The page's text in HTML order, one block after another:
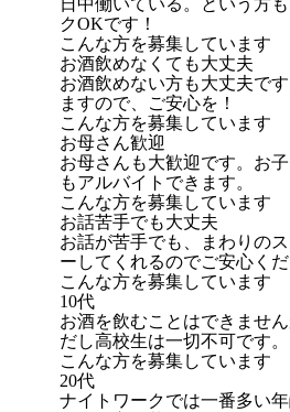
日中働いている。という方
クOKです！
こんな方を募集しています
お酒飲めなくても大丈夫
お酒飲めない方も大丈夫で
ますので、ご安心を！
こんな方を募集しています
お母さん歓迎
お母さんも大歓迎です。お
もアルバイトできます。
こんな方を募集しています
お話苦手でも大丈夫
お話が苦手でも、まわりの
ーしてくれるのでご安心くだ
こんな方を募集しています
10代
お酒を飲むことはできませ
だし高校生は一切不可です。
こんな方を募集しています
20代
ナイトワークでは一番多い年